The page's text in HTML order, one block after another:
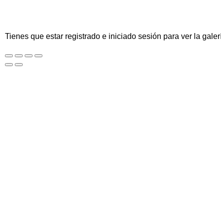
Tienes que estar registrado e iniciado sesión para ver la